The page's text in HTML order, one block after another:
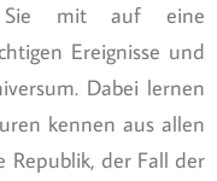
Sie mit auf eine
Ereignisse und
Dabei lernen
kennen aus allen
Republik, der Fall der